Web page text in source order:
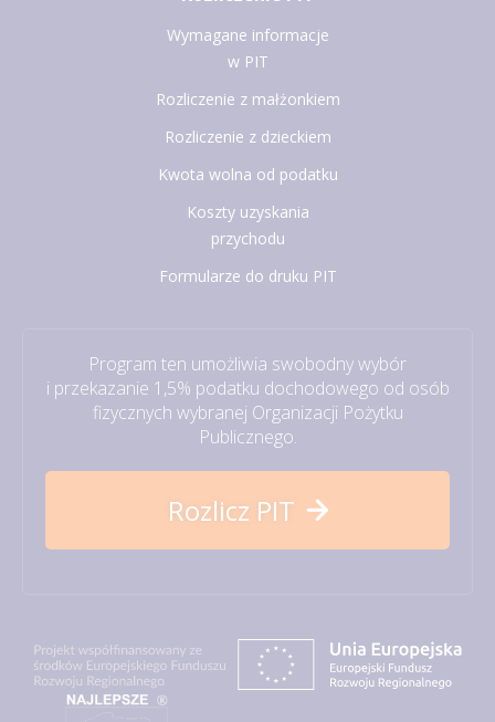
Wymagane informacje
w PIT
Rozliczenie z małżonkiem
Rozliczenie z dzieckiem
Kwota wolna od podatku
Koszty uzyskania
przychodu
Formularze do druku PIT
Program ten umożliwia swobodny wybór
i przekazanie 1,5% podatku dochodowego od osób
fizycznych wybranej Organizacji Pożytku
Publicznego.
Rozlicz PIT